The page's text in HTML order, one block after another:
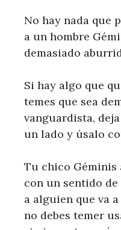
No hay nada que
a un hombre
demasiado
Si hay algo que
temes que sea
vanguardista,
un lado y úsalo
Tu chico Géminis
con un sentido de
a alguien que va
no debes temer